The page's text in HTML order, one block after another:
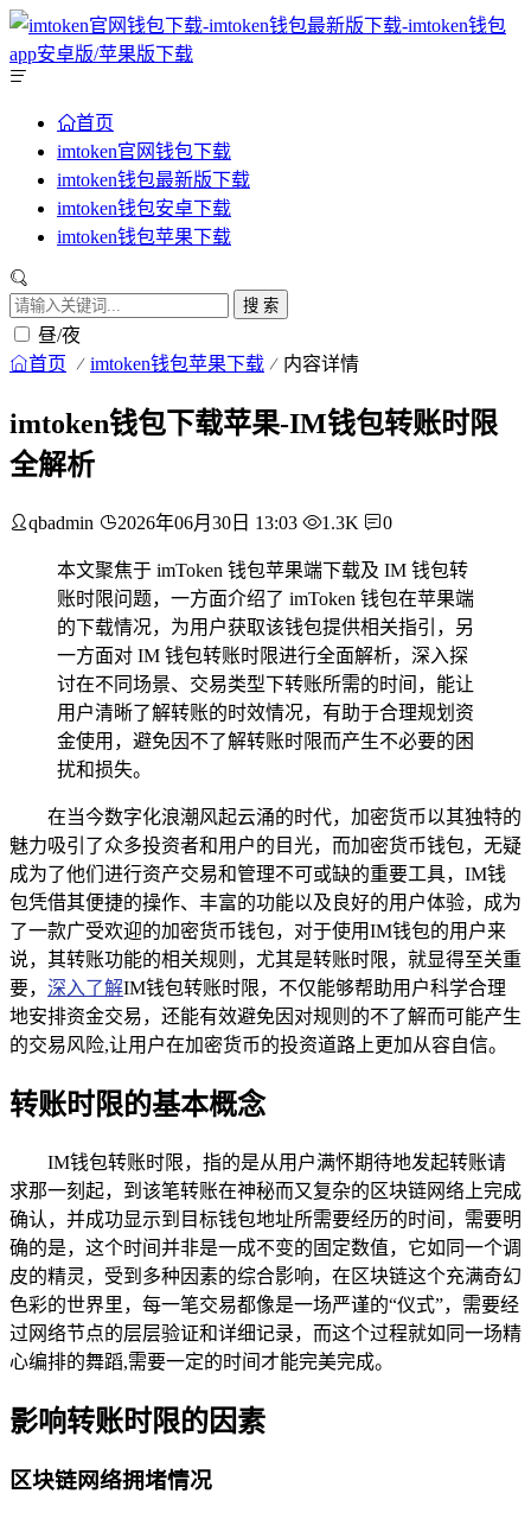
首页
imtoken官网钱包下载
imtoken钱包最新版下载
imtoken钱包安卓下载
imtoken钱包苹果下载
搜 索
昼/夜
首页 imtoken钱包苹果下载 内容详情
imtoken钱包下载苹果-IM钱包转账时限
全解析
qbadmin 2026年06月30日 13:03 1.3K 0
本文聚焦于 imToken 钱包苹果端下载及 IM 钱包转
账时限问题，一方面介绍了 imToken 钱包在苹果端
的下载情况，为用户获取该钱包提供相关指引，另
一方面对 IM 钱包转账时限进行全面解析，深入探
讨在不同场景、交易类型下转账所需的时间，能让
用户清晰了解转账的时效情况，有助于合理规划资
金使用，避免因不了解转账时限而产生不必要的困
扰和损失。
在当今数字化浪潮风起云涌的时代，加密货币以其独特的
魅力吸引了众多投资者和用户的目光，而加密货币钱包，无疑
成为了他们进行资产交易和管理不可或缺的重要工具，IM钱
包凭借其便捷的操作、丰富的功能以及良好的用户体验，成为
了一款广受欢迎的加密货币钱包，对于使用IM钱包的用户来
说，其转账功能的相关规则，尤其是转账时限，就显得至关重
要， 深入了解IM钱包转账时限，不仅能够帮助用户科学合理
地安排资金交易，还能有效避免因对规则的不了解而可能产生
的交易风险,让用户在加密货币的投资道路上更加从容自信。
转账时限的基本概念
IM钱包转账时限，指的是从用户满怀期待地发起转账请
求那一刻起，到该笔转账在神秘而又复杂的区块链网络上完成
确认，并成功显示到目标钱包地址所需要经历的时间，需要明
确的是，这个时间并非是一成不变的固定数值，它如同一个调
皮的精灵，受到多种因素的综合影响，在区块链这个充满奇幻
色彩的世界里，每一笔交易都像是一场严谨的“仪式”，需要经
过网络节点的层层验证和详细记录，而这个过程就如同一场精
心编排的舞蹈,需要一定的时间才能完美完成。
影响转账时限的因素
区块链网络拥堵情况